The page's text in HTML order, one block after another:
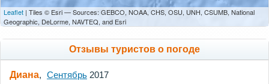
Leaflet | Tiles © Esri — Sources: GEBCO, NOAA, CHS, OSU, UNH, CSUMB, National
Geographic, DeLorme, NAVTEQ, and Esri
Отзывы туристов о погоде
Диана, Сентябрь 2017